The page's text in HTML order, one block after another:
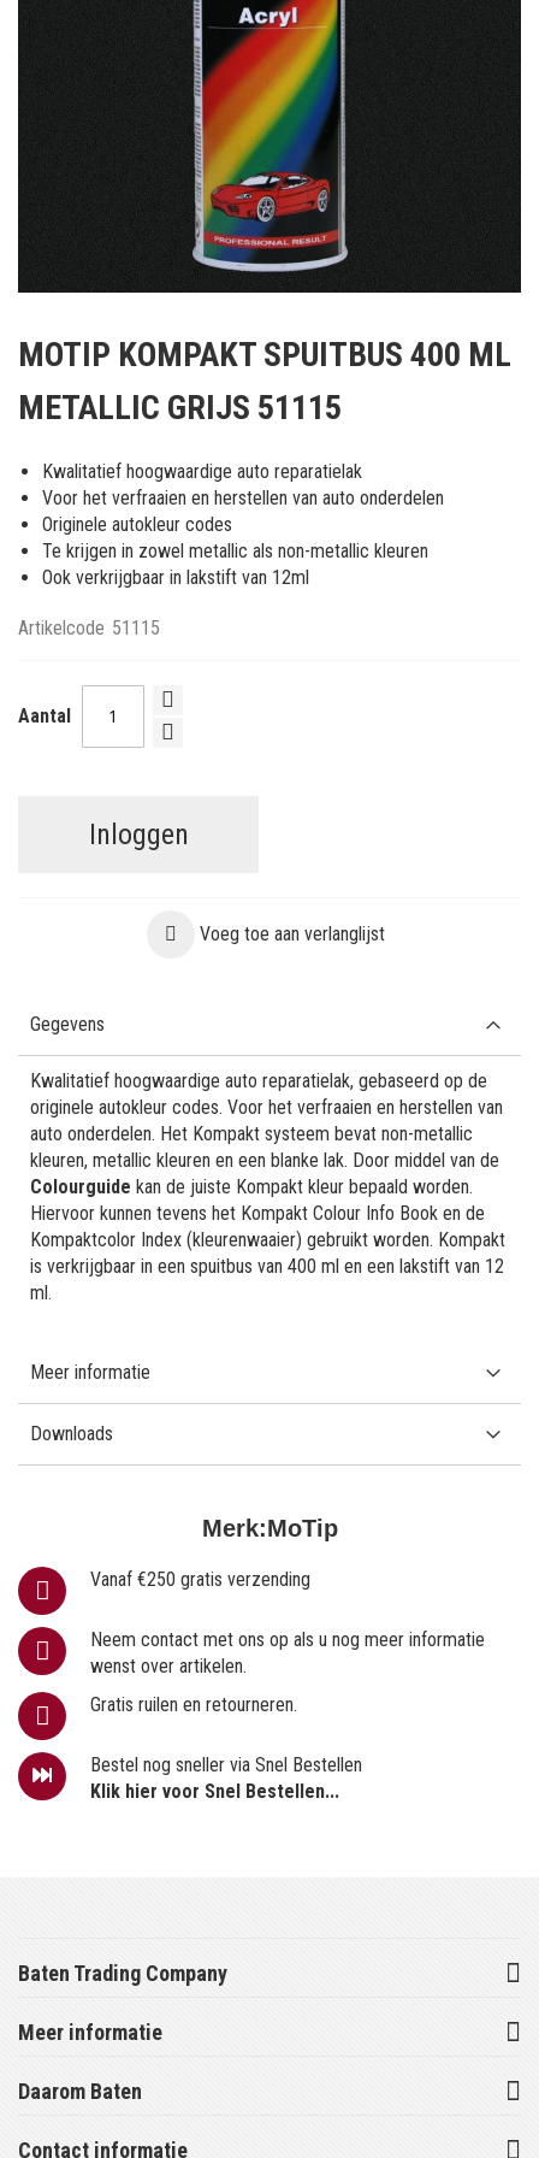
het
van
afbeeldingen-
gallerij
MOTIP KOMPAKT SPUITBUS 400 ML
METALLIC GRIJS 51115
Kwalitatief hoogwaardige auto reparatielak
Voor het verfraaien en herstellen van auto onderdelen
Originele autokleur codes
Te krijgen in zowel metallic als non-metallic kleuren
Ook verkrijgbaar in lakstift van 12ml
Artikelcode 51115
Aantal
Inloggen
Voeg toe aan verlanglijst
Merk:MoTip
Vanaf €250 gratis verzending
Neem contact met ons op als u nog meer informatie
wenst over artikelen.
Gratis ruilen en retourneren.
Bestel nog sneller via Snel Bestellen
Klik hier voor Snel Bestellen...
Gegevens
Kwalitatief hoogwaardige auto reparatielak, gebaseerd op de
originele autokleur codes. Voor het verfraaien en herstellen van
auto onderdelen. Het Kompakt systeem bevat non-metallic
kleuren, metallic kleuren en een blanke lak. Door middel van de
Colourguide kan de juiste Kompakt kleur bepaald worden.
Hiervoor kunnen tevens het Kompakt Colour Info Book en de
Kompaktcolor Index (kleurenwaaier) gebruikt worden. Kompakt
is verkrijgbaar in een spuitbus van 400 ml en een lakstift van 12
ml.
Meer informatie
Downloads
Baten Trading Company
Meer informatie
Daarom Baten
Contact informatie